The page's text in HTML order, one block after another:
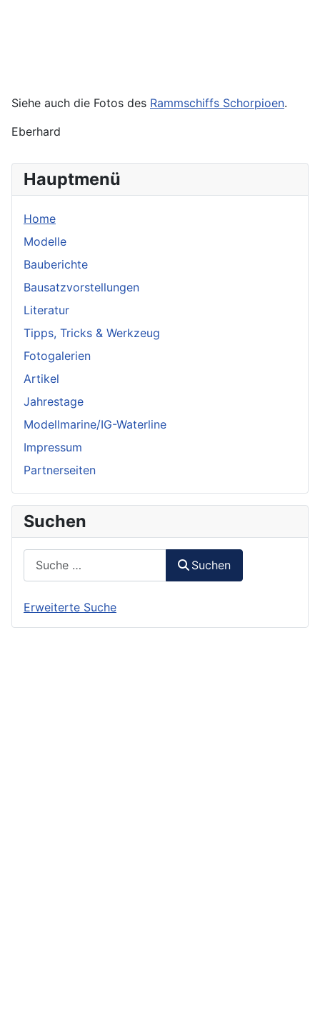
Hauptmenü
Home
Modelle
Bauberichte
Bausatzvorstellungen
Literatur
Tipps, Tricks & Werkzeug
Fotogalerien
Artikel
Jahrestage
Modellmarine/IG-Waterline
Impressum
Partnerseiten
Suchen
Suchen
Erweiterte Suche
Siehe auch die Fotos des Rammschiffs Schorpioen.
Eberhard